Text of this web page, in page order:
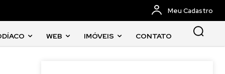
Meu Cadastro
WEB IMÓVEIS CONTATO